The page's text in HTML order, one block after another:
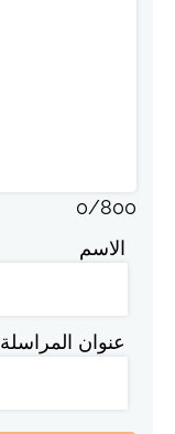
0/800
الاسم
عنوان المراسلة